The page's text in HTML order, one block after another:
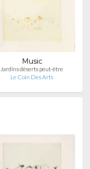
Music
Jardins déserts peut-être
Le Coin Des Arts